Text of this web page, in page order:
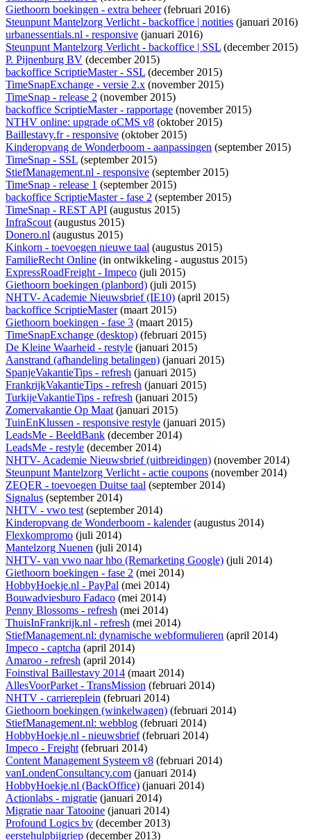
Giethoorn boekingen - extra beheer(februari 2016)
Steunpunt Mantelzorg Verlicht - backoffice | notities (januari 2016)
urbanessentials.nl - responsive (januari 2016)
Steunpunt Mantelzorg Verlicht - backoffice | SSL (december 2015)
P. Pijnenburg BV (december 2015)
backoffice ScriptieMaster - SSL (december 2015)
TimeSnapExchange - versie 2.x (november 2015)
TimeSnap - release 2 (november 2015)
backoffice ScriptieMaster - rapportage (november 2015)
NTHV online: upgrade oCMS v8 (oktober 2015)
Baillestavy.fr - responsive (oktober 2015)
Kinderopvang de Wonderboom - aanpassingen (september 2015)
TimeSnap - SSL (september 2015)
StiefManagement.nl - responsive (september 2015)
TimeSnap - release 1 (september 2015)
backoffice ScriptieMaster - fase 2 (september 2015)
TimeSnap - REST API (augustus 2015)
InfraScout(augustus 2015)
Donero.nl (augustus 2015)
Kinkorn - toevoegen nieuwe taal (augustus 2015)
FamilieRecht Online (in ontwikkeling - augustus 2015)
ExpressRoadFreight - Impeco (juli 2015)
Giethoorn boekingen (planbord) (juli 2015)
NHTV- Academie Nieuwsbrief (IE10) (april 2015)
backoffice ScriptieMaster(maart 2015)
Giethoorn boekingen - fase 3 (maart 2015)
TimeSnapExchange (desktop) (februari 2015)
De Kleine Waarheid - restyle (januari 2015)
Aanstrand (afhandeling betalingen) (januari 2015)
SpanjeVakantieTips - refresh (januari 2015)
FrankrijkVakantieTips - refresh (januari 2015)
TurkijeVakantieTips - refresh (januari 2015)
Zomervakantie Op Maat(januari 2015)
TuinEnKlussen - responsive restyle (januari 2015)
LeadsMe - BeeldBank (december 2014)
LeadsMe - restyle (december 2014)
NHTV- Academie Nieuwsbrief (uitbreidingen) (november 2014)
Steunpunt Mantelzorg Verlicht - actie coupons (november 2014)
ZEQER - toevoegen Duitse taal (september 2014)
Signalus (september 2014)
NHTV - vwo test(september 2014)
Kinderopvang de Wonderboom - kalender(augustus 2014)
Flexkompromo (juli 2014)
Mantelzorg Nuenen (juli 2014)
NHTV- van vwo naar hbo (Remarketing Google) (juli 2014)
Giethoorn boekingen - fase 2 (mei 2014)
HobbyHoekje.nl - PayPal (mei 2014)
Bouwadviesburo Fadaco (mei 2014)
Penny Blossoms - refresh (mei 2014)
ThuisInFrankrijk.nl - refresh (mei 2014)
StiefManagement.nl: dynamische webformulieren (april 2014)
Impeco - captcha (april 2014)
Amaroo - refresh (april 2014)
Foinstival Baillestavy 2014 (maart 2014)
AllesVoorParket - TransMission (februari 2014)
NHTV - carriereplein (februari 2014)
Giethoorn boekingen (winkelwagen) (februari 2014)
StiefManagement.nl: webblog (februari 2014)
HobbyHoekje.nl - nieuwsbrief(februari 2014)
Impeco - Freight(februari 2014)
Content Management Systeem v8 (februari 2014)
vanLondenConsultancy.com (januari 2014)
HobbyHoekje.nl (BackOffice) (januari 2014)
Actionlabs - migratie (januari 2014)
Migratie naar Tatooine (januari 2014)
Profound Logics bv (december 2013)
eerstehulpbijgriep (december 2013)